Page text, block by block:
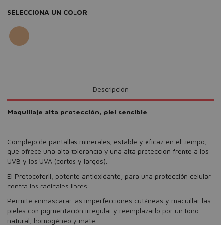
SELECCIONA UN COLOR
Descripción
Maquillaje alta protección, piel sensible
Complejo de pantallas minerales, estable y eficaz en el tiempo,
que ofrece una alta tolerancia y una alta protección frente a los
UVB y los UVA (cortos y largos).
El Pretocoferil, potente antioxidante, para una protección celular
contra los radicales libres.
Permite enmascarar las imperfecciones cutáneas y maquillar las
pieles con pigmentación irregular y reemplazarlo por un tono
natural, homogéneo y mate.